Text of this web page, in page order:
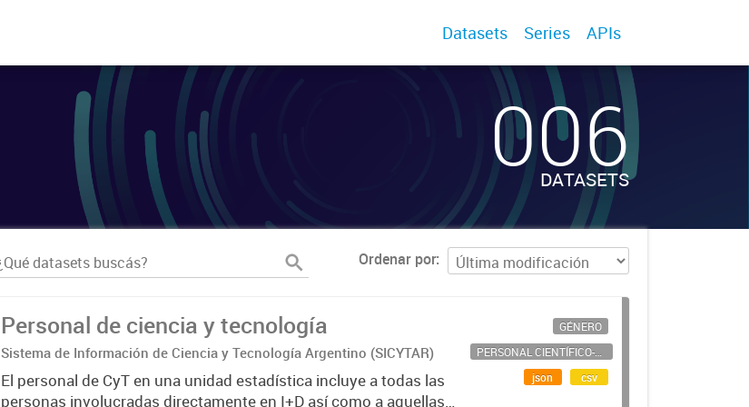
Datasets Series APIs
006
DATASETS
Ordenar por
Personal de ciencia y tecnología
Sistema de Información de Ciencia y Tecnología Argentino (SICYTAR)
El personal de CyT en una unidad estadística incluye a todas las
personas involucradas directamente en I+D así como a aquellas
GÉNERO
PERSONAL CIENTÍFICO-TECNOLÓGICO
json
csv